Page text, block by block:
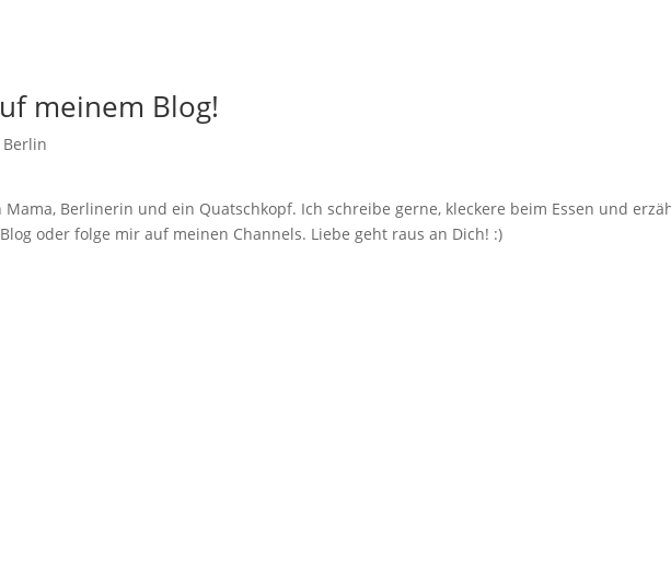
meinem Blog!
Berlinerin und ein Quatschkopf. Ich schreibe gerne, kleckere beim Essen und
oder folge mir auf meinen Channels. Liebe geht raus an Dich! :)